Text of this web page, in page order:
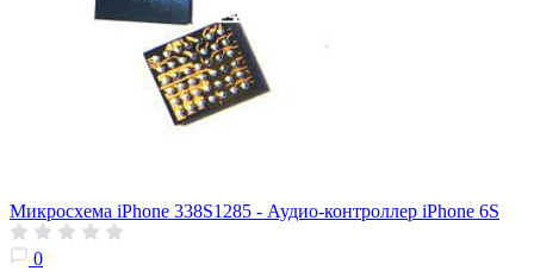
Микросхема iPhone 338S1285 - Аудио-контроллер iPhone 6S
0